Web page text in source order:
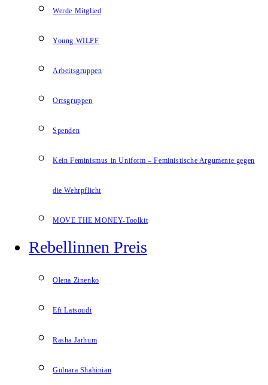
Werde Mitglied
Young WILPF
Arbeitsgruppen
Ortsgruppen
Spenden
Kein Feminismus in Uniform – Feministische Argumente gegen
die Wehrpflicht
MOVE THE MONEY-Toolkit
Rebellinnen Preis
Olena Zinenko
Efi Latsoudi
Rasha Jarhum
Gulnara Shahinian